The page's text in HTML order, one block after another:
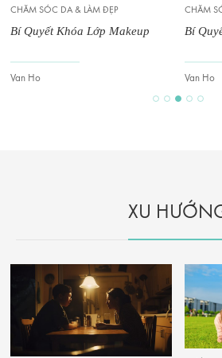
CHĂM SÓC DA & LÀM ĐẸP
Bí Quyết Khóa Lớp Makeup
Van Ho
CHĂM
Bí
Van Ho
XU